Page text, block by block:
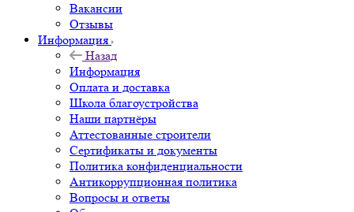
Вакансии
Отзывы
Информация
Назад
Информация
Оплата и доставка
Школа благоустройства
Наши партнёры
Аттестованные строители
Сертификаты и документы
Политика конфиденциальности
Антикоррупционная политика
Вопросы и ответы